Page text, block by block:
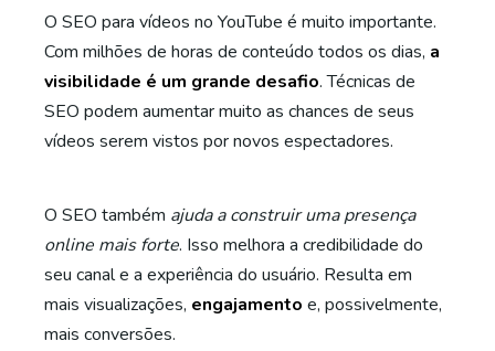
O SEO para vídeos no YouTube é muito importante.
Com milhões de horas de conteúdo todos os dias, a
visibilidade é um grande desafio. Técnicas de
SEO podem aumentar muito as chances de seus
vídeos serem vistos por novos espectadores.
O SEO também ajuda a construir uma presença
online mais forte. Isso melhora a credibilidade do
seu canal e a experiência do usuário. Resulta em
mais visualizações, engajamento e, possivelmente,
mais conversões.